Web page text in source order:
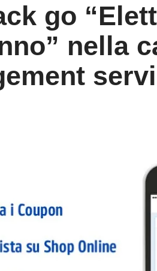
go
nella